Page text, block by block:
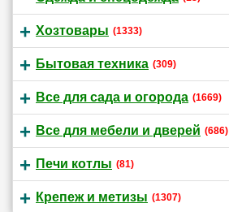
Хозтовары (1333)
Бытовая техника (309)
Все для сада и огорода (1669)
Все для мебели и дверей (686)
Печи котлы (81)
Крепеж и метизы (1307)